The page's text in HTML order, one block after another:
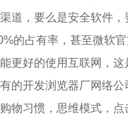
道，要么是安全软件，
的占有率，甚至微软
更好的使用互联网，
的开发浏览器厂网络公
物习惯，思维模式，